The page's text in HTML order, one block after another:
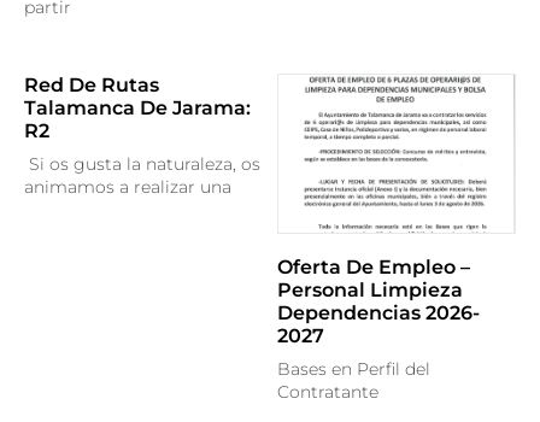
partir
Red De Rutas
Talamanca De Jarama:
R2
Si os gusta la naturaleza, os
animamos a realizar una
Oferta De Empleo –
Personal Limpieza
Dependencias 2026-
2027
Bases en Perfil del
Contratante